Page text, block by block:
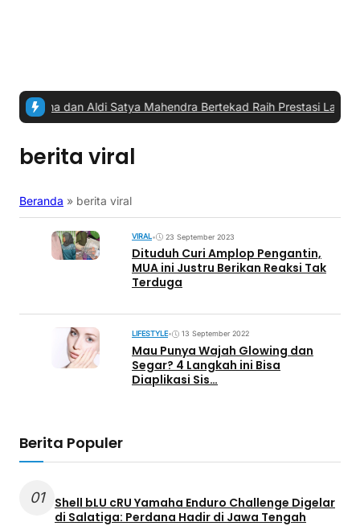
dan Aldi Satya Mahendra Bertekad Raih Prestasi Lagi|#4 -
berita viral
Beranda » berita viral
VIRAL• 23 September 2023
Dituduh Curi Amplop Pengantin,
MUA ini Justru Berikan Reaksi Tak
Terduga
LIFESTYLE• 13 September 2022
Mau Punya Wajah Glowing dan
Segar? 4 Langkah ini Bisa
Diaplikasi Sis…
Berita Populer
01
Shell bLU cRU Yamaha Enduro Challenge Digelar
di Salatiga: Perdana Hadir di Jawa Tengah